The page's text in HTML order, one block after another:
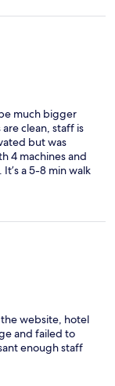
much bigger
clean, staff is
but was
4 machines and
a 5-8 min walk
find bars and
this hotel for a
website, hotel
and failed to
enough staff